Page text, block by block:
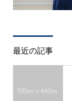
最近の記事